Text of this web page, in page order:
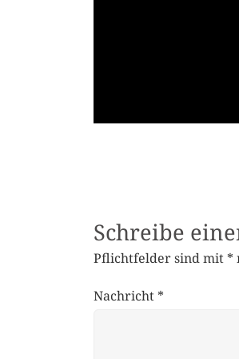
Schreibe
Pflichtfelder sind mit *
Nachricht *